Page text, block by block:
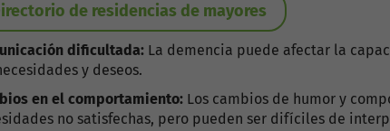
de residencias de mayores
dificultada: La demencia puede afectar la
y deseos.
en el comportamiento: Los cambios de humor y
no satisfechas, pero pueden ser difíciles de